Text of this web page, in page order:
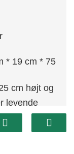
* 19 cm * 75
cm højt og
levende
skaber
er perfekt til